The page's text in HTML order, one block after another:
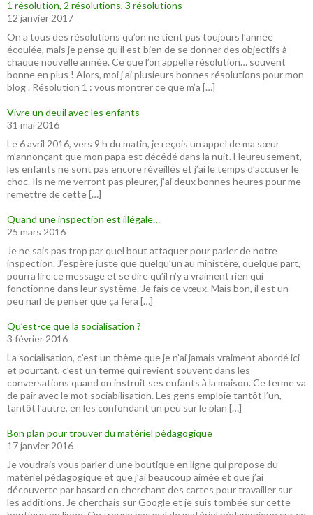
1 résolution, 2 résolutions, 3 résolutions
12 janvier 2017
On a tous des résolutions qu’on ne tient pas toujours l’année
écoulée, mais je pense qu’il est bien de se donner des objectifs à
chaque nouvelle année. Ce que l’on appelle résolution… souvent
bonne en plus ! Alors, moi j’ai plusieurs bonnes résolutions pour mon
blog . Résolution 1 : vous montrer ce que m’a […]
Vivre un deuil avec les enfants
31 mai 2016
Le 6 avril 2016, vers 9 h du matin, je reçois un appel de ma sœur
m’annonçant que mon papa est décédé dans la nuit. Heureusement,
les enfants ne sont pas encore réveillés et j’ai le temps d’accuser le
choc. Ils ne me verront pas pleurer, j’ai deux bonnes heures pour me
remettre de cette […]
Quand une inspection est illégale…
25 mars 2016
Je ne sais pas trop par quel bout attaquer pour parler de notre
inspection. J’espère juste que quelqu’un au ministère, quelque part,
pourra lire ce message et se dire qu’il n’y a vraiment rien qui
fonctionne dans leur système. Je fais ce vœux. Mais bon, il est un
peu naïf de penser que ça fera […]
Qu’est-ce que la socialisation ?
3 février 2016
La socialisation, c’est un thème que je n’ai jamais vraiment abordé ici
et pourtant, c’est un terme qui revient souvent dans les
conversations quand on instruit ses enfants à la maison. Ce terme va
de pair avec le mot sociabilisation. Les gens emploie tantôt l’un,
tantôt l’autre, en les confondant un peu sur le plan […]
Bon plan pour trouver du matériel pédagogique
17 janvier 2016
Je voudrais vous parler d’une boutique en ligne qui propose du
matériel pédagogique et que j’ai beaucoup aimée et que j’ai
découverte par hasard en cherchant des cartes pour travailler sur
les additions. Je cherchais sur Google et je suis tombée sur cette